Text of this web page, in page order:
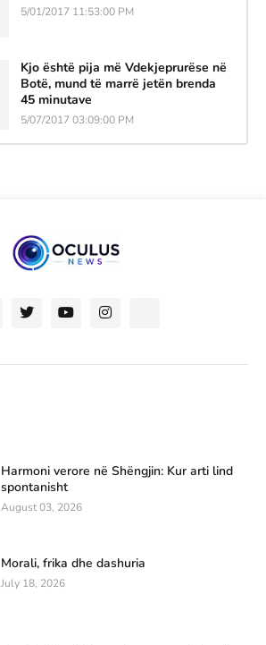
5/01/2017 11:53:00 PM
Kjo është pija më Vdekjeprurëse në
Botë, mund të marrë jetën brenda
45 minutave
5/07/2017 03:09:00 PM
Harmoni verore në Shëngjin: Kur arti lind
spontanisht
August 03, 2026
Morali, frika dhe dashuria
July 18, 2026